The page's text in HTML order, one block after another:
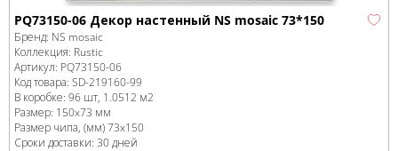
PQ73150-06 Декор настенный NS mosaic 73*150
Бренд: NS mosaic
Коллекция: Rustic
Артикул: PQ73150-06
Код товара: SD-219160-99
В коробке: 96 шт, 1.0512 м2
Размер: 150x73 мм
Размер чипа, (мм)73x150
Сроки доставки: 30 дней